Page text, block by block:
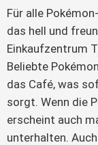
Für alle
das hell und
Einkaufzentrum
Beliebte
das Café, was
sorgt. Wenn die
erscheint auch
unterhalten.